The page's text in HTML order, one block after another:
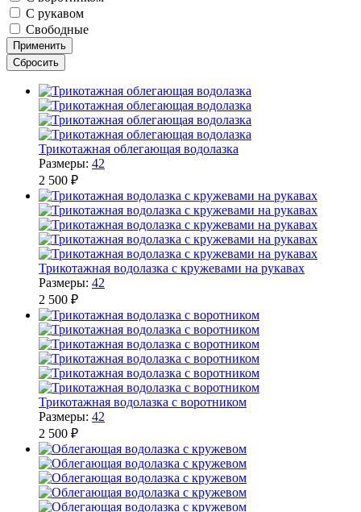
С рукавом
Свободные
Трикотажная облегающая водолазка
Размеры: 42
2 500 ₽
Трикотажная водолазка с кружевами на рукавах
Размеры: 42
2 500 ₽
Трикотажная водолазка с воротником
Размеры: 42
2 500 ₽